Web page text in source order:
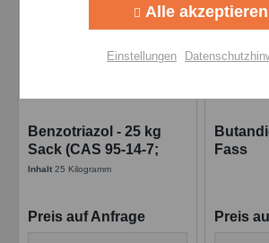
Benzotriazol - 25 kg
Sack (CAS 95-14-7;
EINECS 202-394-1)
Inhalt25 Kilogramm
Preis auf Anfrage
Fass
Preis
Personalisierung
Einstellungen speichern
Alle akzeptieren
Einstellungen